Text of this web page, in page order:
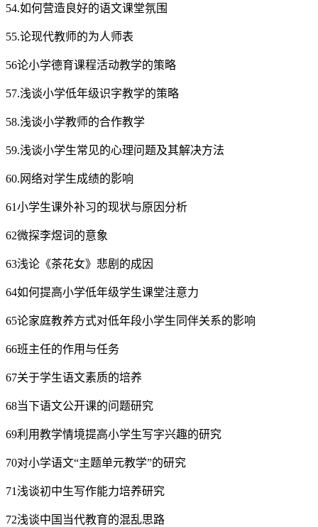
54.如何营造良好的语文课堂氛围
55.论现代教师的为人师表
56论小学德育课程活动教学的策略
57.浅谈小学低年级识字教学的策略
58.浅谈小学教师的合作教学
59.浅谈小学生常见的心理问题及其解决方法
60.网络对学生成绩的影响
61小学生课外补习的现状与原因分析
62微探李煜词的意象
63浅论《茶花女》悲剧的成因
64如何提高小学低年级学生课堂注意力
65论家庭教养方式对低年段小学生同伴关系的影响
66班主任的作用与任务
67关于学生语文素质的培养
68当下语文公开课的问题研究
69利用教学情境提高小学生写字兴趣的研究
70对小学语文“主题单元教学”的研究
71浅谈初中生写作能力培养研究
72浅谈中国当代教育的混乱思路